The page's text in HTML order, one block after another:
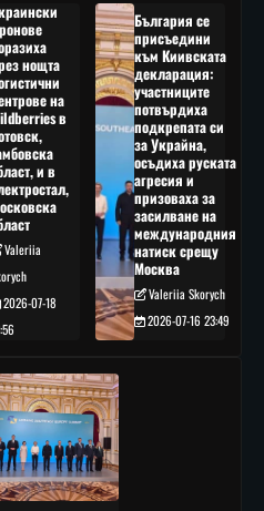
нощта
на
в
и в
Valeriia
2026-07-18
България се
присъедини
към Киивската
декларация:
участниците
потвърдиха
подкрепата си
за Украйна,
осъдиха руската
агресия и
призоваха за
засилване на
международния
натиск срещу
Москва
Valeriia Skorych
2026-07-16 23:49